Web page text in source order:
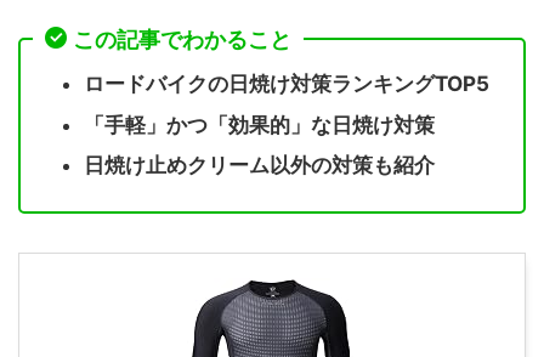
この記事でわかること
ロードバイクの日焼け対策ランキングTOP5
「手軽」かつ「効果的」な日焼け対策
日焼け止めクリーム以外の対策も紹介